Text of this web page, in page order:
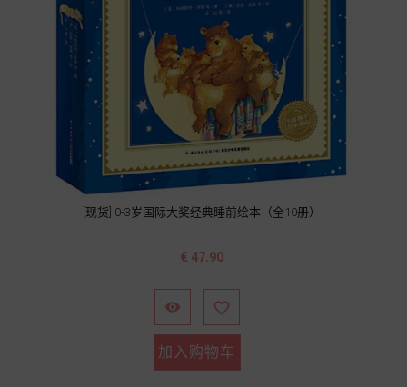
[现货] 0-3岁国际大奖经典睡前绘本（全10册）
价
€ 47.90
 
加入购物车